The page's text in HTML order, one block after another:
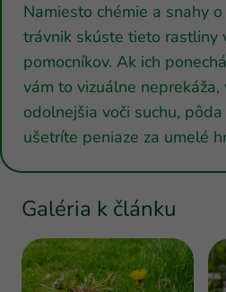
Namiesto chémie a snahy
trávnik skúste tieto rastliny
pomocníkov. Ak ich
vám to vizuálne
odolnejšia voči suchu,
ušetríte peniaze za umelé
Galéria k článku